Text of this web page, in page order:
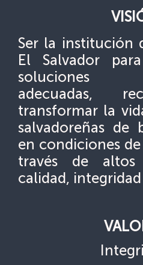
Ser la institución
El Salvador
soluciones
adecuadas,
transformar la
salvadoreñas de
en condiciones
través de altos
calidad,